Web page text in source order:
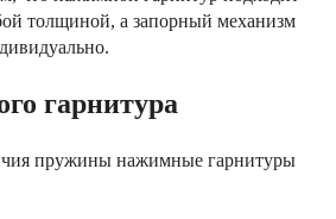
толщиной, а запорный механизм
гарнитура
пружины нажимные гарнитуры